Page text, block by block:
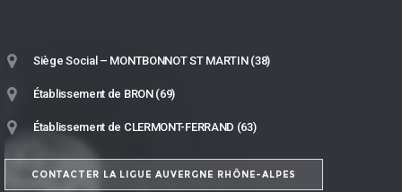
Siège Social – MONTBONNOT ST MARTIN (38)
Établissement de BRON (69)
Établissement de CLERMONT-FERRAND (63)
CONTACTER LA LIGUE AUVERGNE RHÔNE-ALPES